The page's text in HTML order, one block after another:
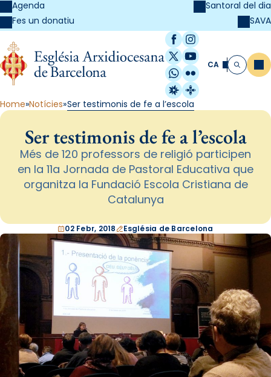
Agenda
Fes un donatiu
Santoral del dia
SAVA
Facebook
Instagram
X / Twitter
YouTube
WhatsApp
Flickr
Radio Estel
Catalunya
CA Cerca
Home Notícies Ser testimonis de fe a l’escola
Ser testimonis de fe a l’escola
Més de 120 professors de religió participen
en la 11a Jornada de Pastoral Educativa que
organitza la Fundació Escola Cristiana de
Catalunya
02 Febr, 2018 Església de Barcelona